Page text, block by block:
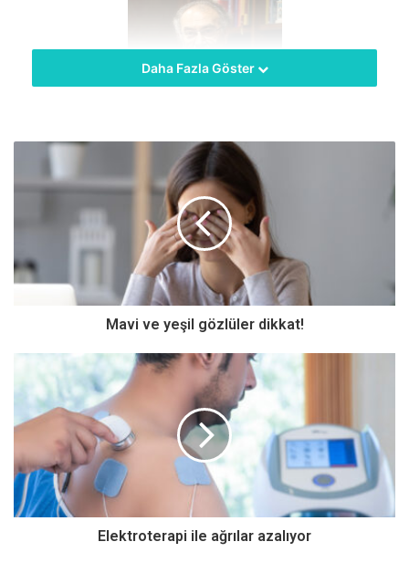
hekimus + Üsküdar Üniversitesi Kurucu Rektörü,
Psikiyatrist Prof. Dr. Nevzat Tarhan, bipolar bozukluk ve
tedavi yöntemlerine ilişkin değerlendirmede bulundu. Prof.
Dr. Nevzat Tarhan, bipolar bozukluğun iki uçlu mizaç
bozukluğu olarak Türkçe’ye çevrildiğini belirterek “Bipolar
durum bozukluğunun en önemli parçası, bipolar bozukluk
oluyor. Bu rahatsızlıkta bir etki, manik depresif olarak
görülüyor. Yani hastalıkta bir manik dönem var bir de
depresif dönem var.” dedi. Bipolar bozukluğun sadece
depresifte görülmediğini ifade eden Prof. Dr. Nevzat
Tarhan, “Bazı durumlarda kaymalar oluyor, bazı eşik altı
grupları bulunuyor. Sabah başka akşam başka olan tipler
var. Sabah çocuğunu sever öper, akşam da bela okuyabilir.
Daha Fazla Göster
Mavi ve yeşil gözlüler dikkat!
Elektroterapi ile ağrılar azalıyor